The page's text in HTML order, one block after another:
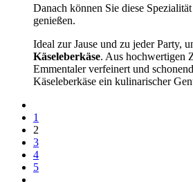
Danach können Sie diese
genießen.
Ideal zur Jause und zu jeder Party,
Käseleberkäse. Aus hochwertigen
Emmentaler verfeinert und
Käseleberkäse ein kulinarischer
1
2
3
4
5